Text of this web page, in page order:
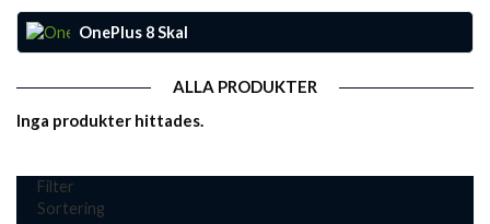
OnePlus 8 Skal
ALLA PRODUKTER
Inga produkter hittades.
Filter
Sortering